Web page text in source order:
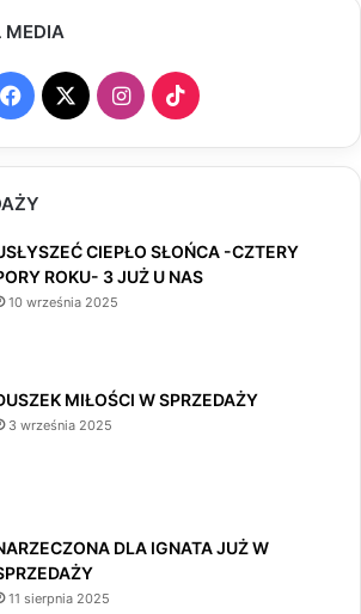
MEDIA
F
a
b
k
X
I
n
a
T
i
T
o
CIEPŁO SŁOŃCA -CZTERY
ROKU- 3 JUŻ U NAS
10 września 2025
MIŁOŚCI W SPRZEDAŻY
3 września 2025
DLA IGNATA JUŻ W
11 sierpnia 2025